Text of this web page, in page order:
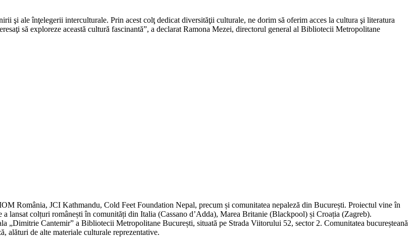
şi ale înţelegerii interculturale. Prin acest colţ dedicat diversităţii culturale, ne dorim să oferim acces la cultura şi literatura
să exploreze această cultură fascinantă”, a declarat Ramona Mezei, directorul general al Bibliotecii Metropolitane
România, JCI Kathmandu, Cold Feet Foundation Nepal, precum și comunitatea nepaleză din București. Proiectul vine în
lansat colțuri românești în comunități din Italia (Cassano d’Adda), Marea Britanie (Blackpool) și Croația (Zagreb).
„Dimitrie Cantemir” a Bibliotecii Metropolitane București, situată pe Strada Viitorului 52, sector 2. Comunitatea bucureșteană
alături de alte materiale culturale reprezentative.